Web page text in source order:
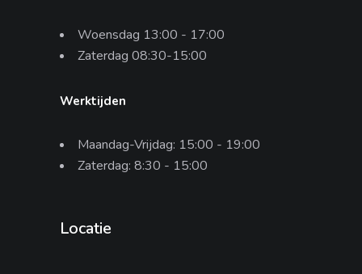
Woensdag 13:00 - 17:00
Zaterdag 08:30-15:00
Werktijden
Maandag-Vrijdag: 15:00 - 19:00
Zaterdag: 8:30 - 15:00
Locatie